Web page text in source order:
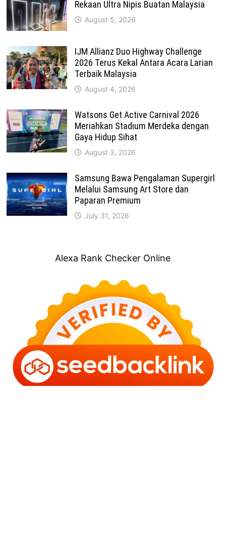
Rekaan Ultra Nipis Buatan Malaysia
August 5, 2026
IJM Allianz Duo Highway Challenge
2026 Terus Kekal Antara Acara Larian
Terbaik Malaysia
August 4, 2026
Watsons Get Active Carnival 2026
Meriahkan Stadium Merdeka dengan
Gaya Hidup Sihat
August 3, 2026
Samsung Bawa Pengalaman Supergirl
Melalui Samsung Art Store dan
Paparan Premium
July 31, 2026
Alexa Rank Checker Online